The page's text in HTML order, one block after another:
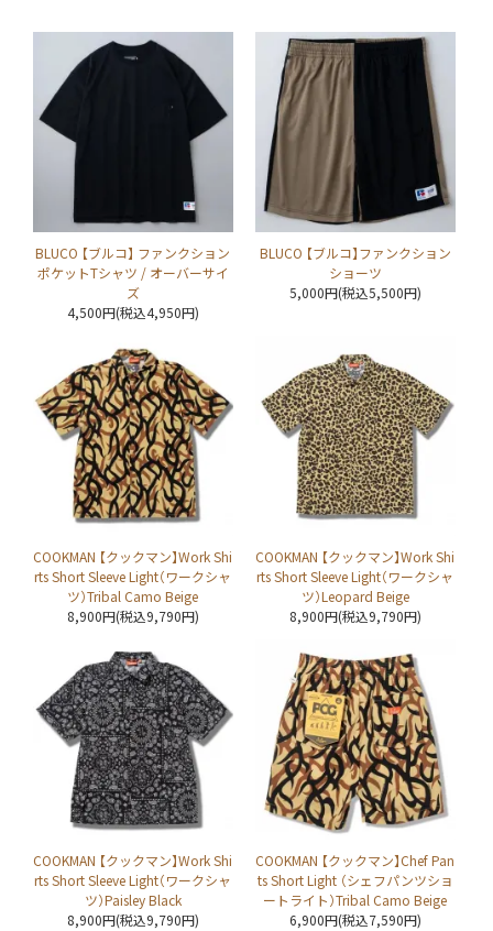
BLUCO 【ブルコ】 ファンクション
ポケットTシャツ / オーバーサイ
ズ
4,500円(税込4,950円)
BLUCO 【ブルコ】ファンクション
ショーツ
5,000円(税込5,500円)
COOKMAN 【クックマン】Work Shi
rts Short Sleeve Light（ワークシャ
ツ）Tribal Camo Beige
8,900円(税込9,790円)
COOKMAN 【クックマン】Work Shi
rts Short Sleeve Light（ワークシャ
ツ）Leopard Beige
8,900円(税込9,790円)
COOKMAN 【クックマン】Work Shi
rts Short Sleeve Light（ワークシャ
ツ）Paisley Black
8,900円(税込9,790円)
COOKMAN 【クックマン】Chef Pan
ts Short Light （シェフパンツショ
ートライト）Tribal Camo Beige
6,900円(税込7,590円)